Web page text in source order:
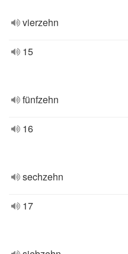
vierzehn
15
fünfzehn
16
sechzehn
17